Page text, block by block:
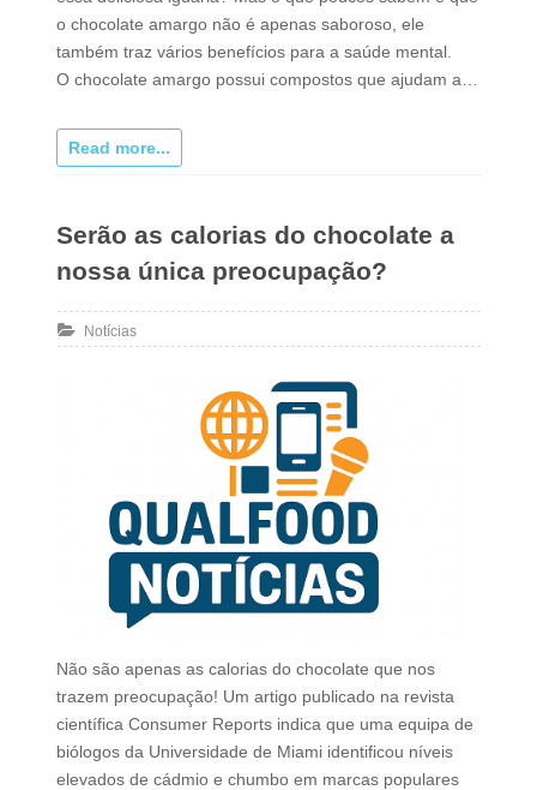
o chocolate amargo não é apenas saboroso, ele
também traz vários benefícios para a saúde mental.
O chocolate amargo possui compostos que ajudam a…
Read more...
Serão as calorias do chocolate a
nossa única preocupação?
Notícias
Não são apenas as calorias do chocolate que nos
trazem preocupação! Um artigo publicado na revista
científica Consumer Reports indica que uma equipa de
biólogos da Universidade de Miami identificou níveis
elevados de cádmio e chumbo em marcas populares